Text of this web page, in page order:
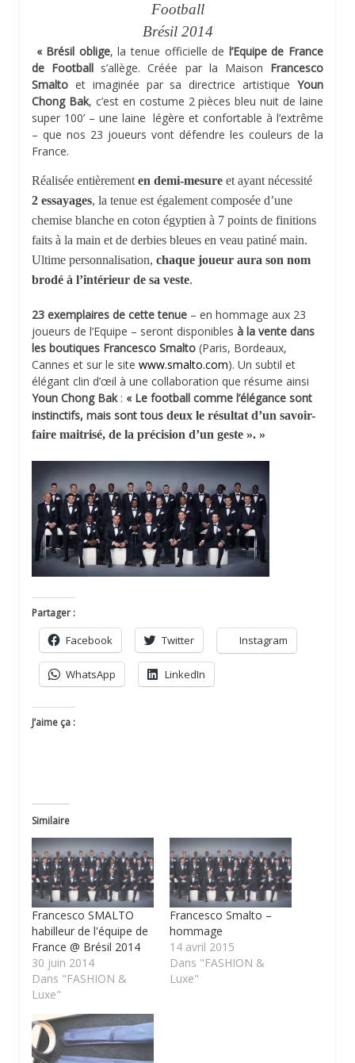
Football
Brésil 2014
« Brésil oblige, la tenue officielle de l’Equipe de France
de Football s’allège. Créée par la Maison Francesco
Smalto et imaginée par sa directrice artistique Youn
Chong Bak, c’est en costume 2 pièces bleu nuit de laine
super 100’ – une laine légère et confortable à l’extrême
– que nos 23 joueurs vont défendre les couleurs de la
France.
Réalisée entièrement en demi-mesure et ayant nécessité
2 essayages, la tenue est également composée d’une
chemise blanche en coton égyptien à 7 points de finitions
faits à la main et de derbies bleues en veau patiné main.
Ultime personnalisation, chaque joueur aura son nom
brodé à l’intérieur de sa veste.
23 exemplaires de cette tenue – en hommage aux 23
joueurs de l’Equipe – seront disponibles à la vente dans
les boutiques Francesco Smalto (Paris, Bordeaux,
Cannes et sur le site www.smalto.com). Un subtil et
élégant clin d’œil à une collaboration que résume ainsi
Youn Chong Bak: « Le football comme l’élégance sont
instinctifs, mais sont tous deux le résultat d’un savoir-
faire maitrisé, de la précision d’un geste ». »
Partager :
Facebook Twitter Instagram
WhatsApp LinkedIn
J’aime ça :
Similaire
Francesco SMALTO
habilleur de l'équipe de
France @ Brésil 2014
30 juin 2014
Dans "FASHION &
Luxe"
Francesco Smalto –
hommage
14 avril 2015
Dans "FASHION &
Luxe"